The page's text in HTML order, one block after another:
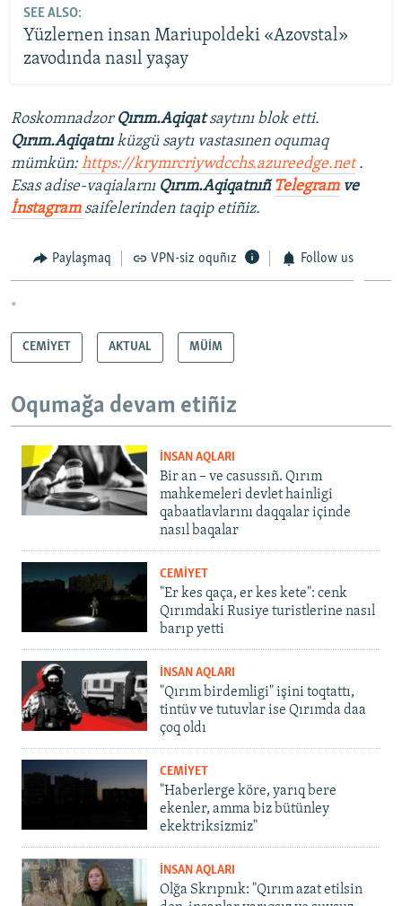
SEE ALSO:
Yüzlernen insan Mariupoldeki «Azovstal»
zavodında nasıl yaşay
Roskomnadzor Qırım.Aqiqatsaytını blok etti.
Qırım.Aqiqatnıküzgü saytı vastasınen oqumaq
mümkün: https://krymrcriywdcchs.azureedge.net .
Esas adise-vaqialarnı Qırım.AqiqatnıñTelegramve
İnstagram saifelerinden taqip etiñiz.
Paylaşmaq VPN-siz oquñız Follow us
*
CEMİYET AKTUAL MÜİM
Oqumağa devam etiñiz
İNSAN AQLARI
Bir an – ve casussıñ. Qırım
mahkemeleri devlet hainligi
qabaatlavlarını daqqalar içinde
nasıl baqalar
CEMİYET
"Er kes qaça, er kes kete": cenk
Qırımdaki Rusiye turistlerine nasıl
barıp yetti
İNSAN AQLARI
"Qırım birdemligi" işini toqtattı,
tintüv ve tutuvlar ise Qırımda daa
çoq oldı
CEMİYET
"Haberlerge köre, yarıq bere
ekenler, amma biz bütünley
ekektriksizmiz"
İNSAN AQLARI
Olğa Skrıpnık: "Qırım azat etilsin